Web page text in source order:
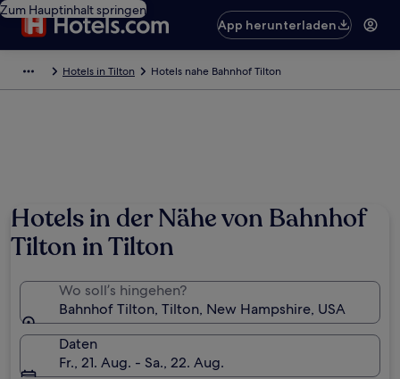
Zum Hauptinhalt springen
App herunterladen
Hotels in Tilton Hotels nahe Bahnhof Tilton
Hotels in der Nähe von Bahnhof
Tilton in Tilton
Wo soll’s hingehen?
Bahnhof Tilton, Tilton, New Hampshire, USA
Daten
Fr., 21. Aug. - Sa., 22. Aug.